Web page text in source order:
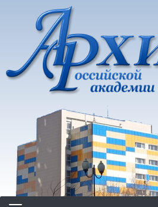
основному
содержанию